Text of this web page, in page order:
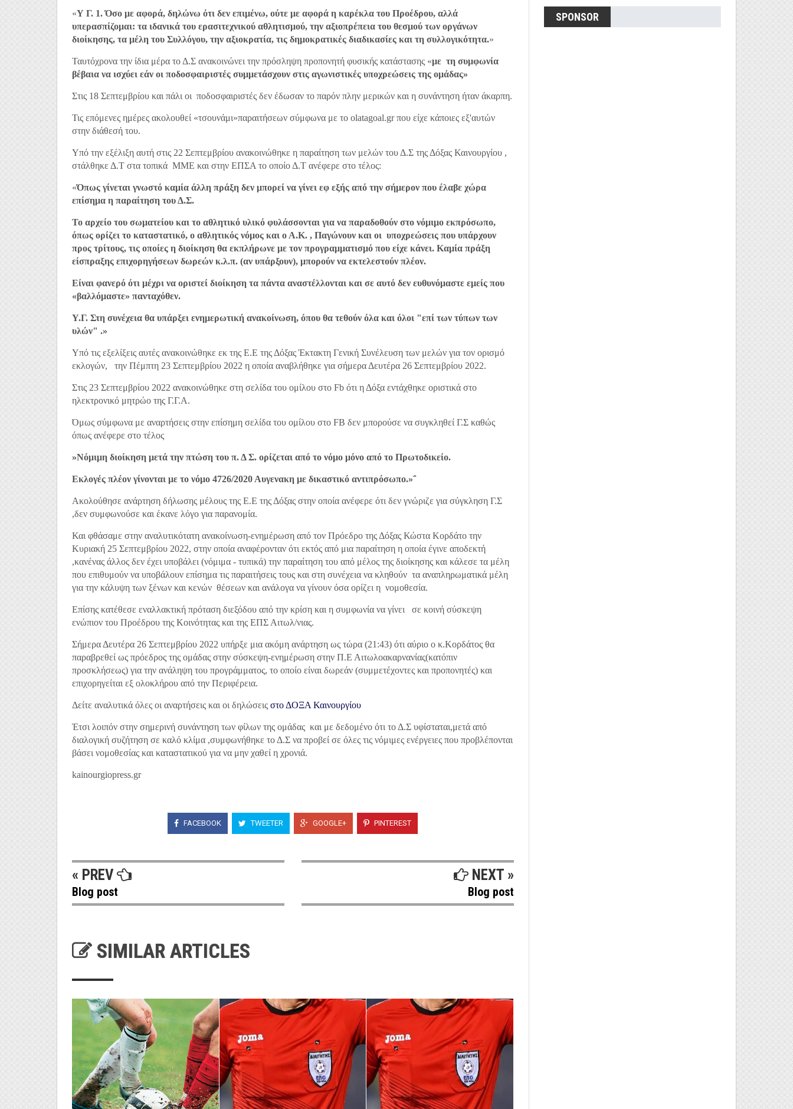
«Υ Γ. 1. Όσο με αφορά, δηλώνω ότι δεν επιμένω, ούτε με αφορά η καρέκλα του Προέδρου, αλλά
υπερασπίζομαι: τα ιδανικά του ερασιτεχνικού αθλητισμού, την αξιοπρέπεια του θεσμού των οργάνων
διοίκησης, τα μέλη του Συλλόγου, την αξιοκρατία, τις δημοκρατικές διαδικασίες και τη συλλογικότητα.»
Ταυτόχρονα την ίδια μέρα το Δ.Σ ανακοινώνει την πρόσληψη προπονητή φυσικής κατάστασης «με τη συμφωνία
βέβαια να ισχύει εάν οι ποδοσφαιριστές συμμετάσχουν στις αγωνιστικές υποχρεώσεις της ομάδας»
Στις 18 Σεπτεμβρίου και πάλι οι ποδοσφαιριστές δεν έδωσαν το παρόν πλην μερικών και η συνάντηση ήταν άκαρπη.
Τις επόμενες ημέρες ακολουθεί «τσουνάμι»παραιτήσεων σύμφωνα με το olatagoal.gr που είχε κάποιες εξ'αυτών
στην διάθεσή του.
Υπό την εξέλιξη αυτή στις 22 Σεπτεμβρίου ανακοινώθηκε η παραίτηση των μελών του Δ.Σ της Δόξας Καινουργίου ,
στάλθηκε Δ.Τ στα τοπικά ΜΜΕ και στην ΕΠΣΑ το οποίο Δ.Τ ανέφερε στο τέλος:
«Όπως γίνεται γνωστό καμία άλλη πράξη δεν μπορεί να γίνει εφ εξής από την σήμερον που έλαβε χώρα
επίσημα η παραίτηση του Δ.Σ.
Το αρχείο του σωματείου και το αθλητικό υλικό φυλάσσονται για να παραδοθούν στο νόμιμο εκπρόσωπο,
όπως ορίζει το καταστατικό, ο αθλητικός νόμος και ο Α.Κ. , Παγώνουν και οι υποχρεώσεις που υπάρχουν
προς τρίτους, τις οποίες η διοίκηση θα εκπλήρωνε με τον προγραμματισμό που είχε κάνει. Καμία πράξη
είσπραξης επιχορηγήσεων δωρεών κ.λ.π. (αν υπάρξουν), μπορούν να εκτελεστούν πλέον.
Είναι φανερό ότι μέχρι να οριστεί διοίκηση τα πάντα αναστέλλονται και σε αυτό δεν ευθυνόμαστε εμείς που
«βαλλόμαστε» πανταχόθεν.
Υ.Γ. Στη συνέχεια θα υπάρξει ενημερωτική ανακοίνωση, όπου θα τεθούν όλα και όλοι "επί των τύπων των
υλών" .»
Υπό τις εξελίξεις αυτές ανακοινώθηκε εκ της Ε.Ε της Δόξας Έκτακτη Γενική Συνέλευση των μελών για τον ορισμό
εκλογών, την Πέμπτη 23 Σεπτεμβρίου 2022 η οποία αναβλήθηκε για σήμερα Δευτέρα 26 Σεπτεμβρίου 2022.
Στις 23 Σεπτεμβρίου 2022 ανακοινώθηκε στη σελίδα του ομίλου στο Fb ότι η Δόξα εντάχθηκε οριστικά στο
ηλεκτρονικό μητρώο της Γ.Γ.Α.
Όμως σύμφωνα με αναρτήσεις στην επίσημη σελίδα του ομίλου στο FB δεν μπορούσε να συγκληθεί Γ.Σ καθώς
όπως ανέφερε στο τέλος
»Νόμιμη διοίκηση μετά την πτώση του π. Δ Σ. ορίζεται από το νόμο μόνο από το Πρωτοδικείο.
Εκλογές πλέον γίνονται με το νόμο 4726/2020 Αυγενακη με δικαστικό αντιπρόσωπο.»΅
Ακολούθησε ανάρτηση δήλωσης μέλους της Ε.Ε της Δόξας στην οποία ανέφερε ότι δεν γνώριζε για σύγκληση Γ.Σ
,δεν συμφωνούσε και έκανε λόγο για παρανομία.
Και φθάσαμε στην αναλυτικότατη ανακοίνωση-ενημέρωση από τον Πρόεδρο της Δόξας Κώστα Κορδάτο την
Κυριακή 25 Σεπτεμβρίου 2022, στην οποία αναφέρονταν ότι εκτός από μια παραίτηση η οποία έγινε αποδεκτή
,κανένας άλλος δεν έχει υποβάλει (νόμιμα - τυπικά) την παραίτηση του από μέλος της διοίκησης και κάλεσε τα μέλη
που επιθυμούν να υποβάλουν επίσημα τις παραιτήσεις τους και στη συνέχεια να κληθούν τα αναπληρωματικά μέλη
για την κάλυψη των ξένων και κενών θέσεων και ανάλογα να γίνουν όσα ορίζει η νομοθεσία.
Επίσης κατέθεσε εναλλακτική πρόταση διεξόδου από την κρίση και η συμφωνία να γίνει σε κοινή σύσκεψη
ενώπιον του Προέδρου της Κοινότητας και της ΕΠΣ Αιτωλ/νιας.
Σήμερα Δευτέρα 26 Σεπτεμβρίου 2022 υπήρξε μια ακόμη ανάρτηση ως τώρα (21:43) ότι αύριο ο κ.Κορδάτος θα
παραβρεθεί ως πρόεδρος της ομάδας στην σύσκεψη-ενημέρωση στην Π.Ε Αιτωλοακαρνανίας(κατόπιν
προσκλήσεως) για την ανάληψη του προγράμματος, το οποίο είναι δωρεάν (συμμετέχοντες και προπονητές) και
επιχορηγείται εξ ολοκλήρου από την Περιφέρεια.
Δείτε αναλυτικά όλες οι αναρτήσεις και οι δηλώσεις στο ΔΟΞΑ Καινουργίου
Έτσι λοιπόν στην σημερινή συνάντηση των φίλων της ομάδας και με δεδομένο ότι το Δ.Σ υφίσταται,μετά από
διαλογική συζήτηση σε καλό κλίμα ,συμφωνήθηκε το Δ.Σ να προβεί σε όλες τις νόμιμες ενέργειες που προβλέπονται
βάσει νομοθεσίας και καταστατικού για να μην χαθεί η χρονιά.
kainourgiopress.gr
FACEBOOK TWEETER GOOGLE+ PINTEREST
« PREV
Blog post
NEXT »
Blog post
SIMILAR ARTICLES
SPONSOR